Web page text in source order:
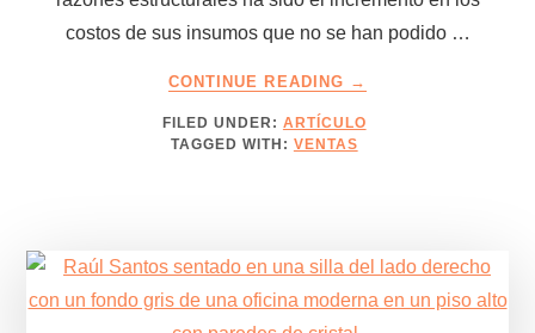
costos de sus insumos que no se han podido …
CONTINUE READING
DÓNDE
SE
→
FILED UNDER: ARTÍCULO
TAGGED WITH: VENTAS